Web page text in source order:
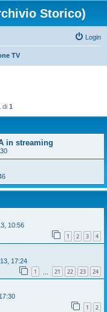
Storico)
Login
TV
di 1
in streaming
10:56
1 2 3 4
17:24
1 21 22 23 24
1 2